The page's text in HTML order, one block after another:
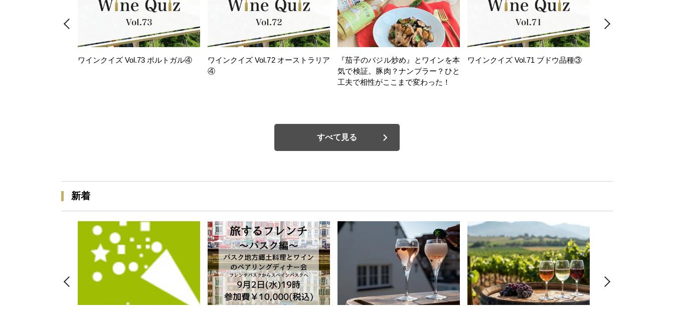
ワインクイズ Vol.73 ポルトガル④
ワインクイズ Vol.72 オーストラリア
④
『茄子のバジル炒め』とワインを本
気で検証。豚肉？ナンプラー？ひと
工夫で相性がここまで変わった！
ワインクイズ Vol.71 ブドウ品種③
すべて見る
新着